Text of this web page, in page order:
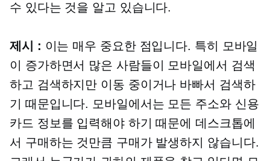
수 있다는 것을 알고 있습니다.
제시 : 이는 매우 중요한 점입니다. 특히 모바일
이 증가하면서 많은 사람들이 모바일에서 검색
하고 검색하지만 이동 중이거나 바빠서 검색하
기 때문입니다. 모바일에서는 모든 주소와 신용
카드 정보를 입력해야 하기 때문에 데스크톱에
서 구매하는 것만큼 구매가 발생하지 않습니다.